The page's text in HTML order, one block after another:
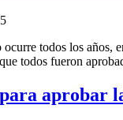
todos los años, en
todos fueron
aprobar